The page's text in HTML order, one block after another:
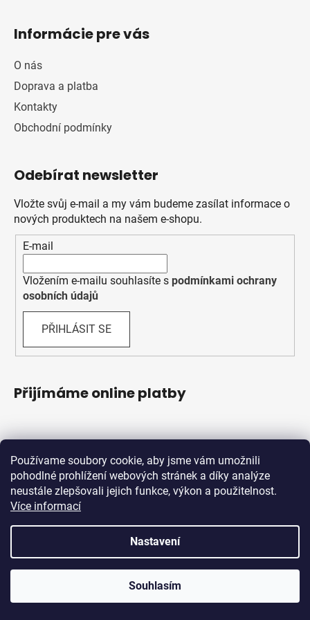
Používame soubory cookie, aby jsme vám umožnili
pohodlné prohlížení webových stránek a díky analýze
neustále zlepšovali jejich funkce, výkon a použitelnost.
Více informací
Nastavení
Souhlasím
Informácie pre vás
O nás
Doprava a platba
Kontakty
Obchodní podmínky
Odebírat newsletter
Vložte svůj e-mail a my vám budeme zasílat informace o
nových produktech na našem e-shopu.
E-mail
Vložením e-mailu souhlasíte s podmínkami ochrany
osobních údajů
PŘIHLÁSIT SE
Přijímáme online platby
Schwabik Bicycles
vyhrazena.Upravit nastavení cookies